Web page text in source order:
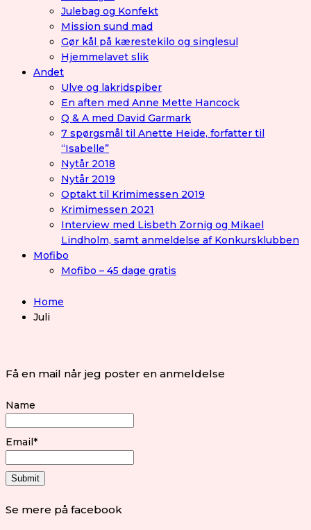
Julebag og Konfekt
Mission sund mad
Gør kål på kærestekilo og singlesul
Hjemmelavet slik
Andet
Ulve og lakridspiber
En aften med Anne Mette Hancock
Q & A med David Garmark
7 spørgsmål til Anette Heide, forfatter til
“Isabelle”
Nytår 2018
Nytår 2019
Optakt til Krimimessen 2019
Krimimessen 2021
Interview med Lisbeth Zornig og Mikael
Lindholm, samt anmeldelse af Konkursklubben
Mofibo
Mofibo – 45 dage gratis
Home
Juli
Få en mail når jeg poster en anmeldelse
Name
Email*
Se mere på facebook